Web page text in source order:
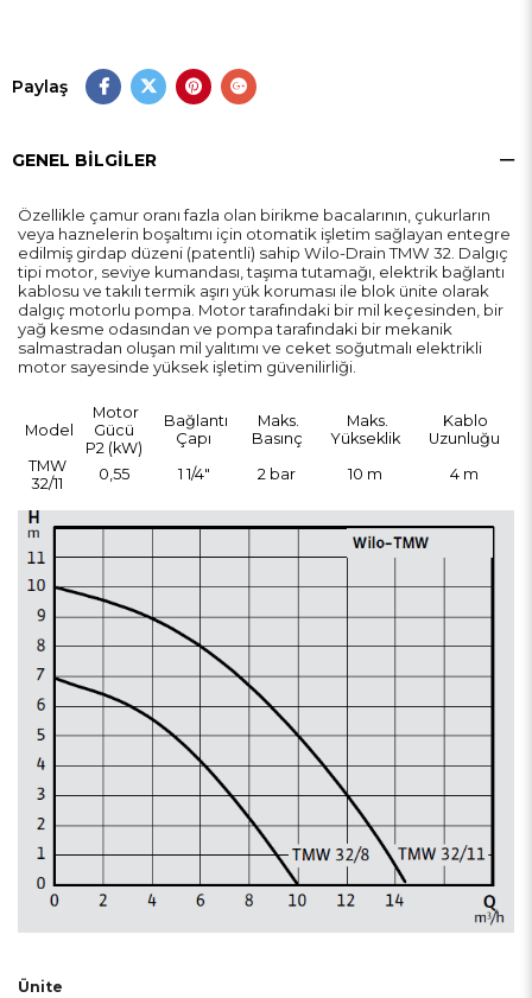
Paylaş
GENEL BILGILER
Özellikle çamur oranı fazla olan birikme bacalarının, çukurların
veya haznelerin boşaltımı için otomatik işletim sağlayan entegre
edilmiş girdap düzeni (patentli) sahip Wilo-Drain TMW 32. Dalgıç
tipi motor, seviye kumandası, taşıma tutamağı, elektrik bağlantı
kablosu ve takılı termik aşırı yük koruması ile blok ünite olarak
dalgıç motorlu pompa. Motor tarafındaki bir mil keçesinden, bir
yağ kesme odasından ve pompa tarafındaki bir mekanik
salmastradan oluşan mil yalıtımı ve ceket soğutmalı elektrikli
motor sayesinde yüksek işletim güvenilirliği.
Model
Motor
Gücü
P2 (kW)
Bağlantı
Çapı
Maks.
Basınç
Maks.
Yükseklik
Kablo
Uzunluğu
TMW
32/11
0,55 1 1/4" 2 bar 10 m 4 m
Ünite